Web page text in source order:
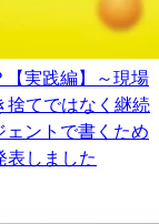
実践編】～現場
捨てではなく継続
ントで書くため
表しました